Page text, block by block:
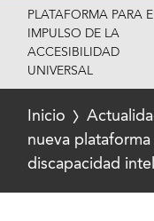
PLATAFORMA PARA
IMPULSO DE LA
ACCESIBILIDAD
UNIVERSAL
Inicio
nueva
discapacidad